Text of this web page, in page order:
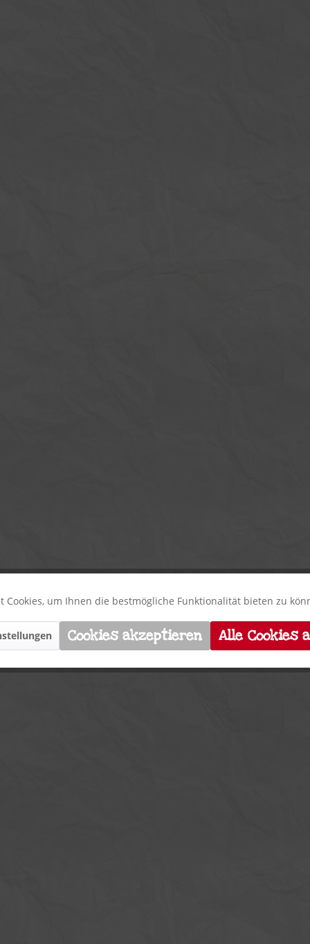
Cookies, um Ihnen die bestmögliche Funktionalität bieten zu
Cookies akzeptieren Alle Cookies